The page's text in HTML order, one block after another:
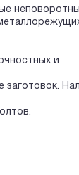
и
заготовок.